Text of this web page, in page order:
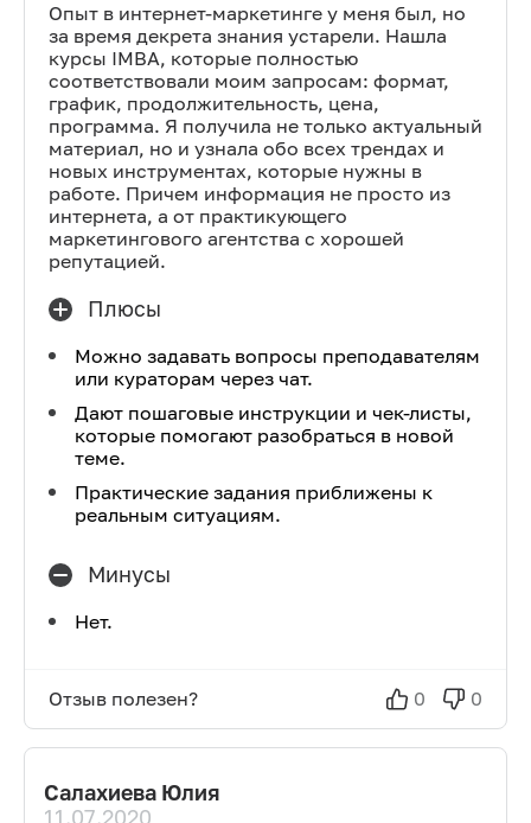
Опыт в интернет-маркетинге у меня был, но
за время декрета знания устарели. Нашла
курсы IMBA, которые полностью
соответствовали моим запросам: формат,
график, продолжительность, цена,
программа. Я получила не только актуальный
материал, но и узнала обо всех трендах и
новых инструментах, которые нужны в
работе. Причем информация не просто из
интернета, а от практикующего
маркетингового агентства с хорошей
репутацией.
Плюсы
Можно задавать вопросы преподавателям
или кураторам через чат.
Дают пошаговые инструкции и чек-листы,
которые помогают разобраться в новой
теме.
Практические задания приближены к
реальным ситуациям.
Минусы
Нет.
Отзыв полезен? 0 0
Салахиева Юлия
11.07.2020